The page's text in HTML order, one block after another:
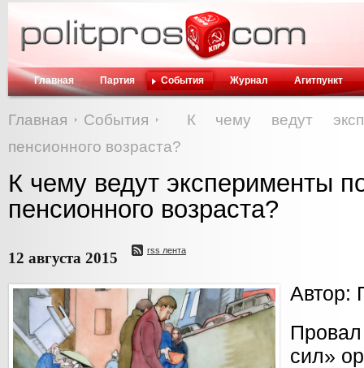
Главная Партия События Журнал Агитпункт
Главная События
К чему ведут
пенсионного возраста?
К чему ведут эксперименты
пенсионного возраста?
12 августа 2015 rss лента
Автор:
сил»